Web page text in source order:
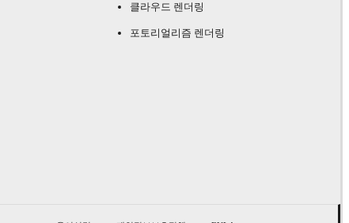
클라우드 렌더링
포토리얼리즘 렌더링